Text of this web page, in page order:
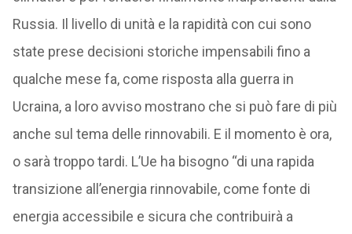
Russia. Il livello di unità e la rapidità con cui sono
state prese decisioni storiche impensabili fino a
qualche mese fa, come risposta alla guerra in
Ucraina, a loro avviso mostrano che si può fare di più
anche sul tema delle rinnovabili. E il momento è ora,
o sarà troppo tardi. L’Ue ha bisogno “di una rapida
transizione all’energia rinnovabile, come fonte di
energia accessibile e sicura che contribuirà a